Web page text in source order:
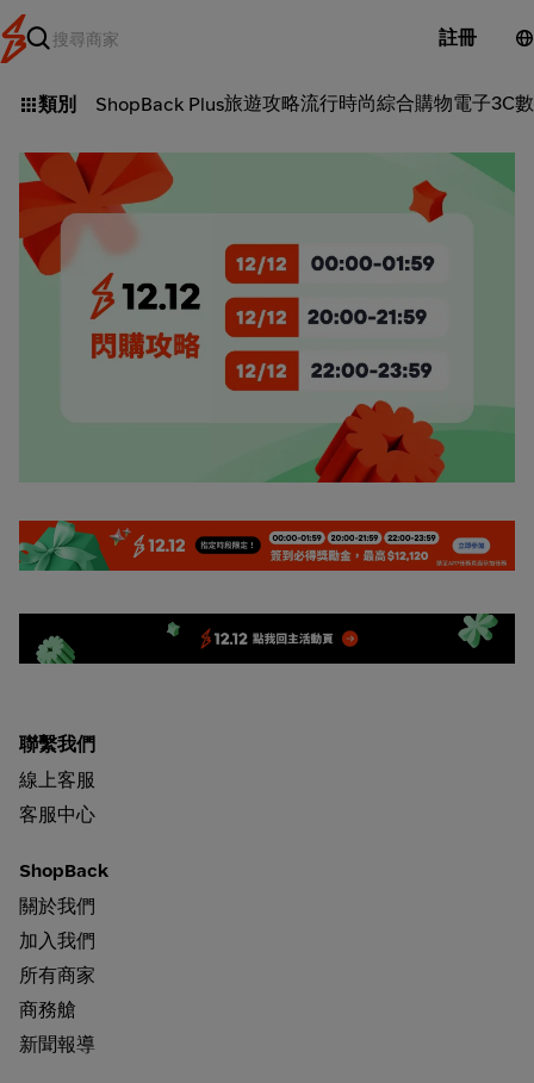
註冊
類別 ShopBack Plus旅遊攻略流行時尚綜合購物電子3C
WEB - 簽到任務
聯繫我們
線上客服
客服中心
ShopBack
關於我們
加入我們
所有商家
商務艙
新聞報導